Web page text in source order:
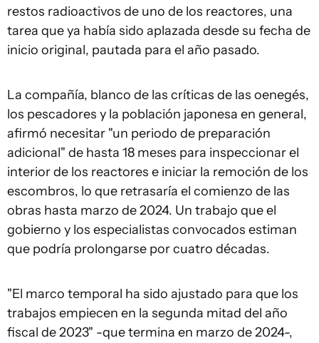
restos radioactivos de uno de los reactores, una
tarea que ya había sido aplazada desde su fecha de
inicio original, pautada para el año pasado.
La compañía, blanco de las críticas de las oenegés,
los pescadores y la población japonesa en general,
afirmó necesitar "un periodo de preparación
adicional" de hasta 18 meses para inspeccionar el
interior de los reactores e iniciar la remoción de los
escombros, lo que retrasaría el comienzo de las
obras hasta marzo de 2024. Un trabajo que el
gobierno y los especialistas convocados estiman
que podría prolongarse por cuatro décadas.
"El marco temporal ha sido ajustado para que los
trabajos empiecen en la segunda mitad del año
fiscal de 2023" -que termina en marzo de 2024-,